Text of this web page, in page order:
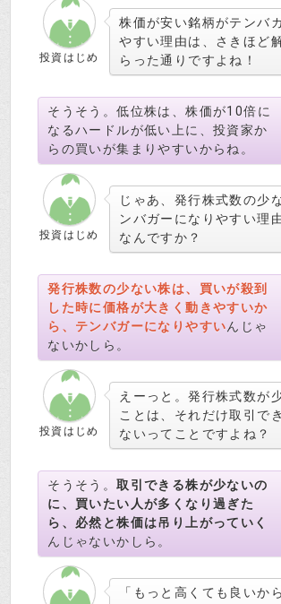
投資はじめ
株価が安い銘柄がテンバ
やすい理由は、さきほど
らった通りですよね！
そうそう。低位株は、株価が10倍に
なるハードルが低い上に、投資家か
らの買いが集まりやすいからね。
投資はじめ
じゃあ、発行株式数の少
ンバガーになりやすい理
なんですか？
発行株数の少ない株は、買いが殺到
した時に価格が大きく動きやすいか
ら、テンバガーになりやすいんじゃ
ないかしら。
投資はじめ
えーっと。発行株式数が
ことは、それだけ取引で
ないってことですよね？
そうそう。取引できる株が少ないの
に、買いたい人が多くなり過ぎた
ら、必然と株価は吊り上がっていく
んじゃないかしら。
「もっと高くても良いか